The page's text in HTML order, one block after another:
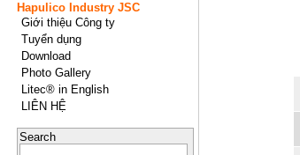
Hapulico Industry JSC
Giới thiệu Công ty
Tuyển dụng
Download
Photo Gallery
Litec® in English
LIÊN HỆ
Search